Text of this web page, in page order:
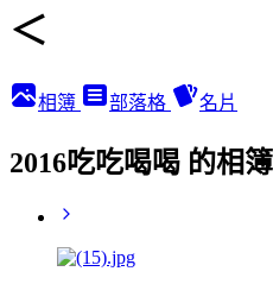
＜
相簿 部落格 名片
2016吃吃喝喝 的相